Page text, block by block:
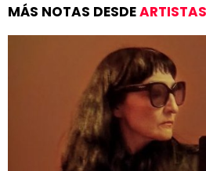
MÁS NOTAS DESDEARTISTAS